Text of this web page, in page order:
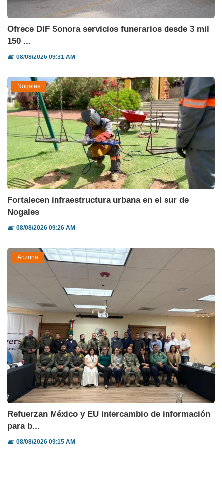
Ofrece DIF Sonora servicios funerarios desde 3 mil
150 ...
📅08/08/2026 09:31 AM
Nogales
Fortalecen infraestructura urbana en el sur de
Nogales
📅08/08/2026 09:26 AM
Arizona
Refuerzan México y EU intercambio de información
para b...
📅08/08/2026 09:15 AM